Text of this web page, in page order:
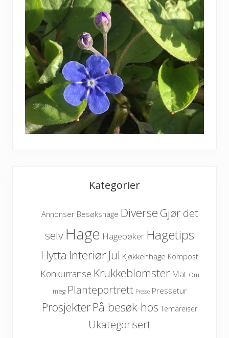
Kategorier
Annonser Besøkshage Diverse Gjør det
selv Hage Hagebøker Hagetips
Hytta Interiør Jul Kjøkkenhage Kompost
Konkurranse Krukkeblomster Mat Om
meg Planteportrett Presse Pressetur
ProsjekterPå besøk hos Temareiser
Ukategorisert